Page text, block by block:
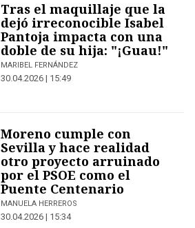
Tras el maquillaje que la
dejó irreconocible Isabel
Pantoja impacta con una
doble de su hija: "¡Guau!"
MARIBEL FERNÁNDEZ
30.04.2026 | 15:49
Moreno cumple con
Sevilla y hace realidad
otro proyecto arruinado
por el PSOE como el
Puente Centenario
MANUELA HERREROS
30.04.2026 | 15:34